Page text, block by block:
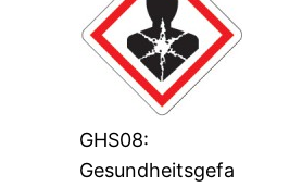
GHS08:
Gesundheitsgefa